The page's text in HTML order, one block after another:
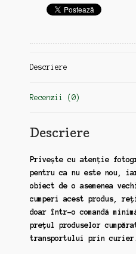
Descriere
Recenzii (0)
Descriere
Privește cu atenție
pentru ca nu este nou,
obiect de o asemenea
cumperi acest produs,
doar într-o comandă
prețul produselor
transportului prin curier.